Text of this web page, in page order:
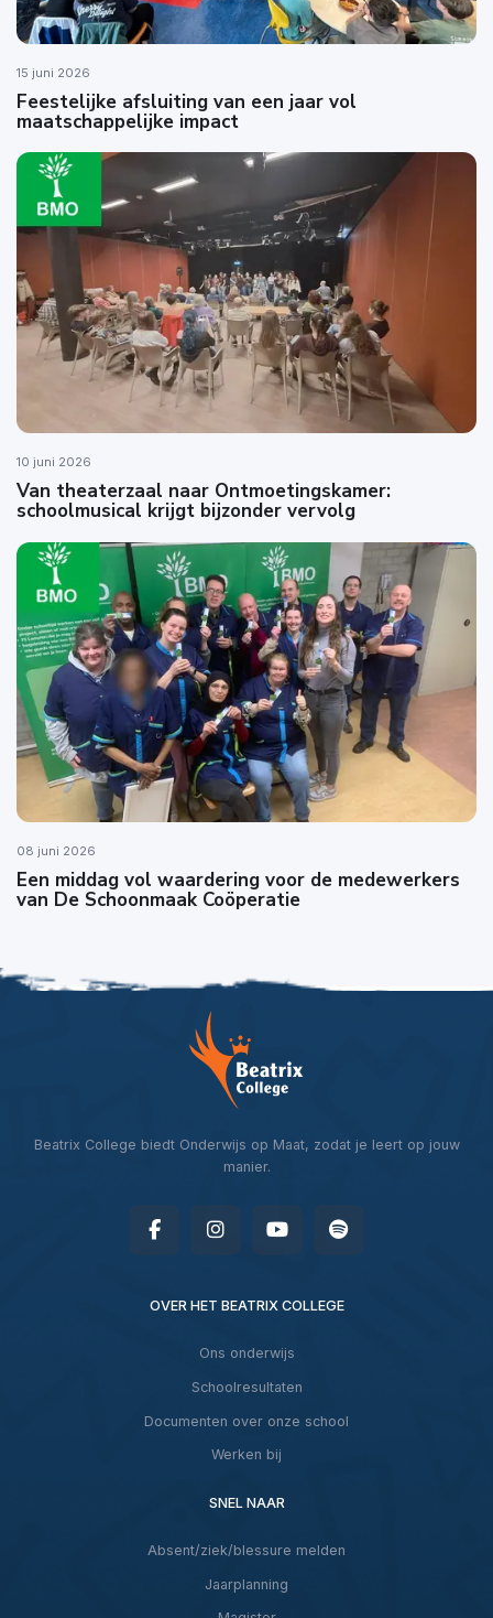
15 juni 2026
Feestelijke afsluiting van een jaar vol
maatschappelijke impact
10 juni 2026
Van theaterzaal naar Ontmoetingskamer:
schoolmusical krijgt bijzonder vervolg
08 juni 2026
Een middag vol waardering voor de medewerkers
van De Schoonmaak Coöperatie
Beatrix College biedt Onderwijs op Maat, zodat je leert op jouw
manier.
OVER HET BEATRIX COLLEGE
Ons onderwijs
Schoolresultaten
Documenten over onze school
Werken bij
SNEL NAAR
Absent/ziek/blessure melden
Jaarplanning